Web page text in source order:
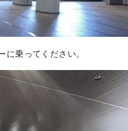
に乗ってください。